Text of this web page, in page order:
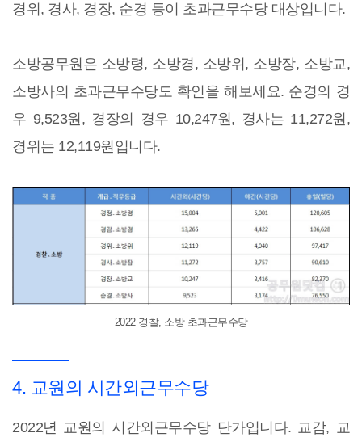
경위, 경사, 경장, 순경 등이 초과근무수당 대상입니다.
소방공무원은 소방령, 소방경, 소방위, 소방장, 소방교,
소방사의 초과근무수당도 확인을 해보세요. 순경의 경
우 9,523원, 경장의 경우 10,247원, 경사는 11,272원,
경위는 12,119원입니다.
2022 경찰, 소방 초과근무수당
4. 교원의 시간외근무수당
2022년 교원의 시간외근무수당 단가입니다. 교감, 교